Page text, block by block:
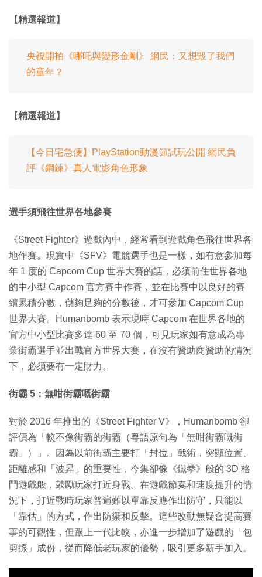
【精選報道】
央視開拍《哪吒與變形金剛》 網民：又想毀了我們
的童年？
【精選報道】
【今日宅急便】PlayStation動漫節試玩公開 網民負
評《鋼鍊》真人電影角色形象
選手須飛往世界各地參賽
《Street Fighter》遊戲內中，經常看到遊戲角色飛往世界各
地作賽。現實中《SFV》電競選手也是一樣，如有意參加每
年 1 度的 Capcom Cup 世界大賽的話，必須前住世界各地
的中小型 Capcom 官方賽中作賽，並在比賽中以良好的賽
績累積分數，儲夠足夠的分數後，才可參加 Capcom Cup
世界大賽。Humanbomb 表示現時 Capcom 在世界各地的
官方中小型比賽多達 60 至 70 個，可見玩家如有意成為專
業街霸選手並出戰官方世界大賽，在沒有贊助商贊助的情況
下，必須要有一定財力。
街霸 5：無咁街霸嘅街霸
對於 2016 年推出的《Street Fighter V》，Humanbomb 卻
評價為「較不像街霸的街霸（粵語原句為「無咁街霸嘅街
霸」）」。因為以前街霸主要打「封位」戰術，突顯位置、
距離感和「波昇」的重要性，今集卻像《鐵拳》般的 3D 格
鬥遊戲般，鼓勵玩家打近身戰。在遊戲節奏和速度提升的情
況下，打近戰時玩家普遍難以單靠反應作出防守，只能以
「靠估」的方式，作出防禦和反擊。這些改動無疑會提高賽
事的可觀性，但跟上一代比較，亦進一步增加了遊戲的「包
剪揼」成份，從而降低老玩家的優勢，吸引更多新手加入。